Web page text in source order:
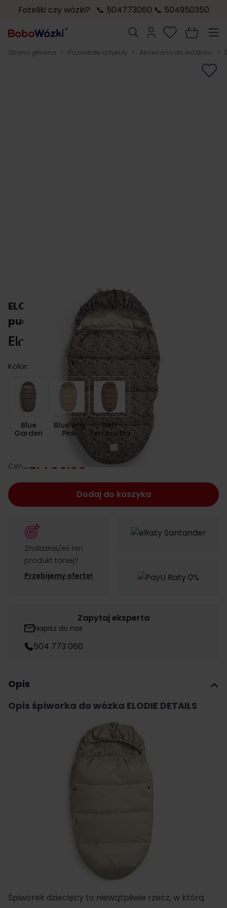
Foteliki czy wózki? 📞 504773060 📞 504950350
Szukaj
Strona główna > Pozostałe artykuły > Akcesoria do wózków >
ELODIE DETAILS śpiworek z lekkiego
puchu do wózka
Kolor:
Blue Garden
Blue
Garden
Blushing Pink
Blushing
Pink
Soft Terracotta
Soft
Terracotta
Cena:zł 739.00
Dodaj do koszyka
Znalazłaś/eś ten
produkt taniej?
Przebijemy ofertę!
Zapytaj eksperta
Napisz do nas
504 773 060
Opis
Opis śpiworka do wózka ELODIE DETAILS
Śpiworek dziecięcy to niewątpliwie rzecz, w którą